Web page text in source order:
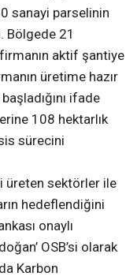
sanayi parselinin
Bölgede 21
firmanın aktif şantiye
üretime hazır
ifade
108 hektarlık
sürecini
üreten sektörler ile
hedeflendiğini
onaylı
OSB’si olarak
Karbon